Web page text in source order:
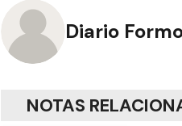
Diario
NOTAS